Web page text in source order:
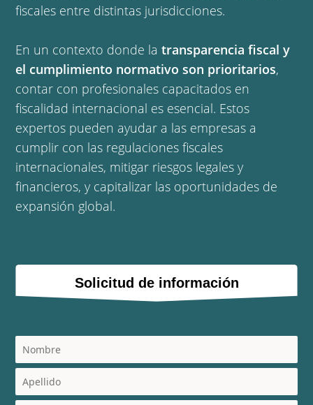
fiscales entre distintas jurisdicciones.
En un contexto donde la transparencia fiscal y
el cumplimiento normativo son prioritarios,
contar con profesionales capacitados en
fiscalidad internacional es esencial. Estos
expertos pueden ayudar a las empresas a
cumplir con las regulaciones fiscales
internacionales, mitigar riesgos legales y
financieros, y capitalizar las oportunidades de
expansión global.
Solicitud de información